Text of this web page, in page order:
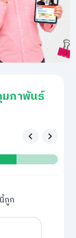
ภาพันธ์
ถูก